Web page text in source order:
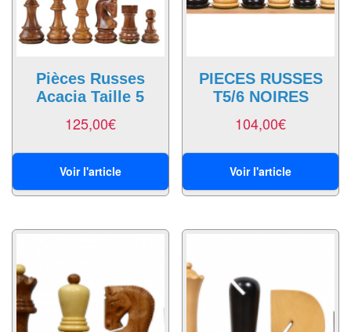
Pendules
pour
aveugles
Logiciels
d'échecs
Livres
anglais
Livres
en
français
Pièces Russes
Acacia Taille 5
125,00€
Voir l'article
PIECES RUSSES
T5/6 NOIRES
104,00€
Voir l'article